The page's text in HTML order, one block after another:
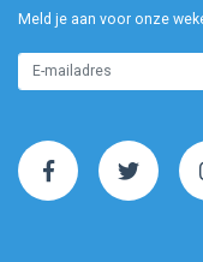
Meld je aan voor onze